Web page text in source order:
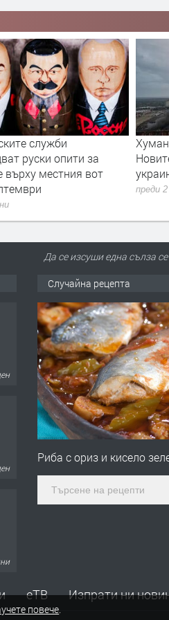
служби
руски опити за
върху местния вот
преди
Да се изсуши една сълза
Случайна рецепта
Риба с ориз и кисело
еТВ Изпрати ни
повече.